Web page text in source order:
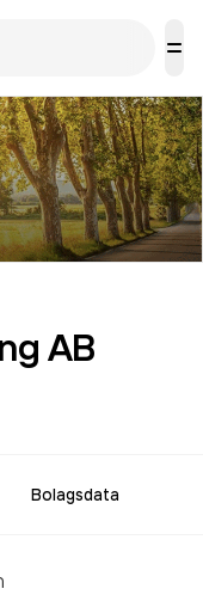
AB
Bolagsdata